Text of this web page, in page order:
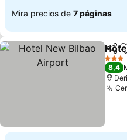
Mira precios de 7 páginas
3
8,4